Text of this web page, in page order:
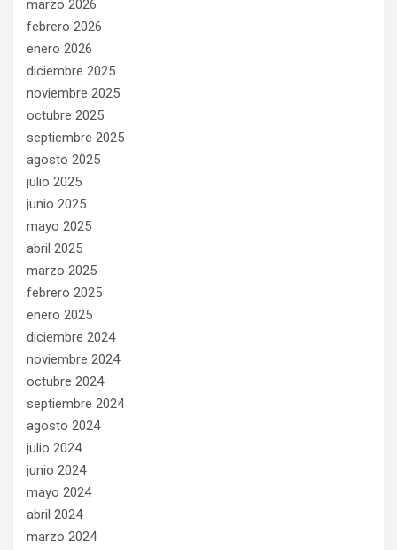
marzo 2026
febrero 2026
enero 2026
diciembre 2025
noviembre 2025
octubre 2025
septiembre 2025
agosto 2025
julio 2025
junio 2025
mayo 2025
abril 2025
marzo 2025
febrero 2025
enero 2025
diciembre 2024
noviembre 2024
octubre 2024
septiembre 2024
agosto 2024
julio 2024
junio 2024
mayo 2024
abril 2024
marzo 2024